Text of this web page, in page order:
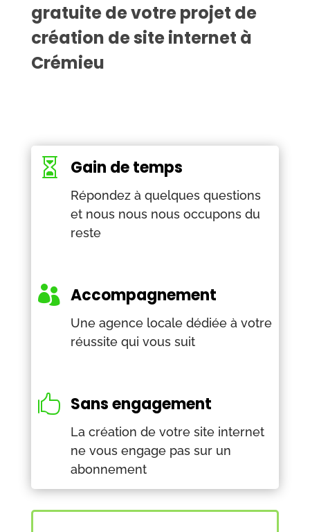
gratuite de votre projet de
création de site internet à
Crémieu
 Gain de temps
Répondez à quelques questions
et nous nous nous occupons du
reste
 Accompagnement
Une agence locale dédiée à votre
réussite qui vous suit
 Sans engagement
La création de votre site internet
ne vous engage pas sur un
abonnement